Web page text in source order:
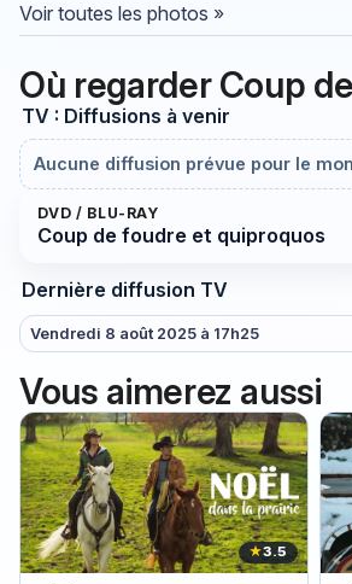
Voir toutes les photos »
Où regarder Coup
TV : Diffusions à venir
Aucune diffusion prévue pour le
DVD / BLU-RAY
Coup de foudre et quiproquos
Dernière diffusion TV
Vendredi 8 août 2025 à 17h25
Vous aimerez aussi
★3.5